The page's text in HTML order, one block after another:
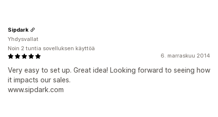
6. marraskuu 2014
Very easy to set up. Great idea! Looking forward to seeing how
it impacts our sales.
www.sipdark.com
Sipdark
Yhdysvallat
Noin 2 tuntia sovelluksen käyttöä